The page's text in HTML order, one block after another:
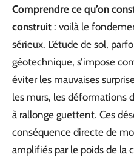
Comprendre ce qu’on
construit : voilà le
sérieux. L’étude de sol,
géotechnique, s’impose
éviter les mauvaises
les murs, les déformations
à rallonge guettent. Ces
conséquence directe de
amplifiés par le poids de la